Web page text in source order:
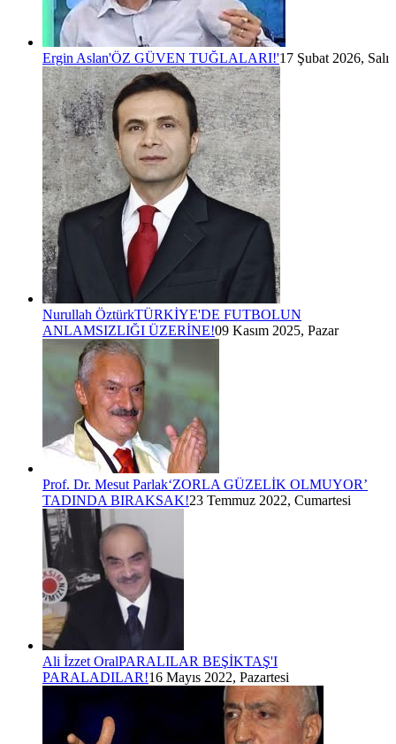
Ergin Aslan'ÖZ GÜVEN TUĞLALARI!'17 Şubat 2026, Salı
Nurullah ÖztürkTÜRKİYE'DE FUTBOLUN
ANLAMSIZLIĞI ÜZERİNE!09 Kasım 2025, Pazar
Prof. Dr. Mesut Parlak‘ZORLA GÜZELİK OLMUYOR’
TADINDA BIRAKSAK!23 Temmuz 2022, Cumartesi
Ali İzzet OralPARALILAR BEŞİKTAŞ'I
PARALADILAR!16 Mayıs 2022, Pazartesi